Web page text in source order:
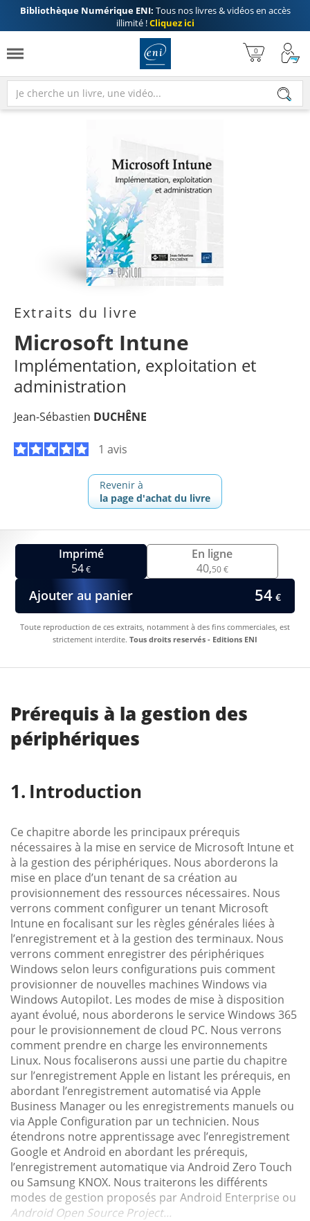
Bibliothèque Numérique ENI: Tous nos livres & vidéos en accès
illimité !Cliquez ici
Extraits du livre
Microsoft Intune
Implémentation, exploitation et
administration
Jean-Sébastien DUCHÊNE
1 avis
Revenir à
la page d'achat du livre
Imprimé
54€
En ligne
40,50 €
Ajouter au panier 54€
Toute reproduction de ces extraits, notamment à des fins commerciales, est
strictement interdite. Tous droits reservés - Editions ENI
Prérequis à la gestion des
périphériques
Introduction
Ce chapitre aborde les principaux prérequis
nécessaires à la mise en service de Microsoft Intune et
à la gestion des périphériques. Nous aborderons la
mise en place d’un tenant de sa création au
provisionnement des ressources nécessaires. Nous
verrons comment configurer un tenant Microsoft
Intune en focalisant sur les règles générales liées à
l’enregistrement et à la gestion des terminaux. Nous
verrons comment enregistrer des périphériques
Windows selon leurs configurations puis comment
provisionner de nouvelles machines Windows via
Windows Autopilot. Les modes de mise à disposition
ayant évolué, nous aborderons le service Windows 365
pour le provisionnement de cloud PC. Nous verrons
comment prendre en charge les environnements
Linux. Nous focaliserons aussi une partie du chapitre
sur l’enregistrement Apple en listant les prérequis, en
abordant l’enregistrement automatisé via Apple
Business Manager ou les enregistrements manuels ou
via Apple Configuration par un technicien. Nous
étendrons notre apprentissage avec l’enregistrement
Google et Android en abordant les prérequis,
l’enregistrement automatique via Android Zero Touch
ou Samsung KNOX. Nous traiterons les différents
modes de gestion proposés par Android Enterprise ou
Android Open Source Project...